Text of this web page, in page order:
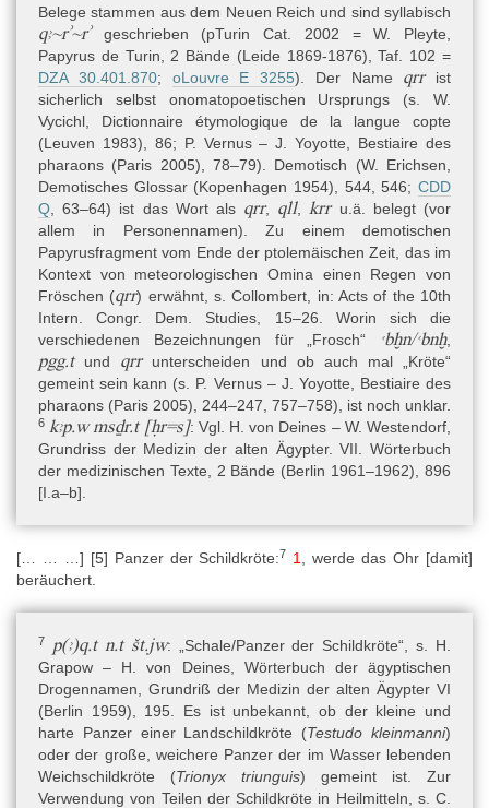
Belege stammen aus dem Neuen Reich und sind syllabisch
qꜣ~rʾ~rʾgeschrieben (pTurin Cat. 2002 = W. Pleyte,
Papyrus de Turin, 2 Bände (Leide 1869-1876), Taf. 102 =
DZA 30.401.870; oLouvre E 3255). Der Name qrrist
sicherlich selbst onomatopoetischen Ursprungs (s. W.
Vycichl, Dictionnaire étymologique de la langue copte
(Leuven 1983) , 86; P. Vernus – J. Yoyotte, Bestiaire des
pharaons (Paris 2005), 78–79). Demotisch (W. Erichsen,
Demotisches Glossar (Kopenhagen 1954), 544, 546; CDD
Q , 63–64) ist das Wort als qrr, qll, krru.ä. belegt (vor
allem in Personennamen). Zu einem demotischen
Papyrusfragment vom Ende der ptolemäischen Zeit, das im
Kontext von meteorologischen Omina einen Regen von
Fröschen (qrr) erwähnt, s. Collombert, in: Acts of the 10th
Intern. Congr. Dem. Studies, 15–26. Worin sich die
verschiedenen Bezeichnungen für „Frosch“
ꜥbḫn/ꜥbnḫ,
pgg.tund qrrunterscheiden und ob auch mal „Kröte“
gemeint sein kann (s. P. Vernus – J. Yoyotte, Bestiaire des
pharaons (Paris 2005), 244–247, 757–758), ist noch unklar.
6 kꜣp.w msḏr.t [ḥr=s]: Vgl. H. von Deines – W. Westendorf,
Grundriss der Medizin der alten Ägypter. VII. Wörterbuch
der medizinischen Texte, 2 Bände (Berlin 1961–1962), 896
[I.a–b].
[… … …] [5] Panzer der Schildkröte:7 1
, werde das Ohr [damit]
beräuchert.
7 p(ꜣ)q.t n.t št.jw: „Schale/Panzer der Schildkröte“, s. H.
Grapow – H. von Deines, Wörterbuch der ägyptischen
Drogennamen, Grundriß der Medizin der alten Ägypter VI
(Berlin 1959), 195. Es ist unbekannt, ob der kleine und
harte Panzer einer Landschildkröte (Testudo kleinmanni)
oder der große, weichere Panzer der im Wasser lebenden
Weichschildkröte (Trionyx triunguis) gemeint ist. Zur
Verwendung von Teilen der Schildkröte in Heilmitteln, s. C.